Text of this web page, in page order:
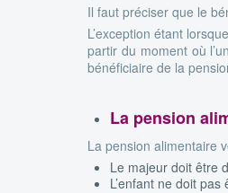
Il faut préciser que le
L’exception étant
partir du moment où
bénéficiaire de la
La pension
La pension alimentaire
Le majeur doit être
L’enfant ne doit